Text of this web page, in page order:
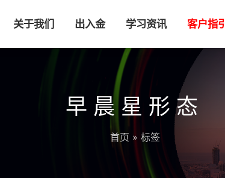
关于我们 出入金 学习资讯 客户指引
早晨星形态
首页 » 标签